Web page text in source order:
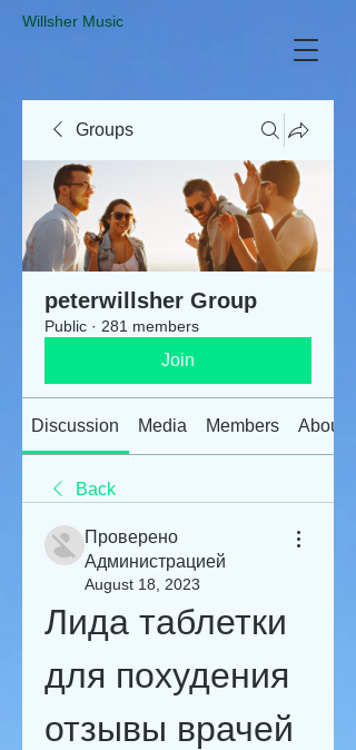
​Willsher Music
Groups
peterwillsher Group
Public · 281 members
Join
Discussion Media Members About
Back
Проверено
Администрацией
August 18, 2023
Лида таблетки
для похудения
отзывы врачей